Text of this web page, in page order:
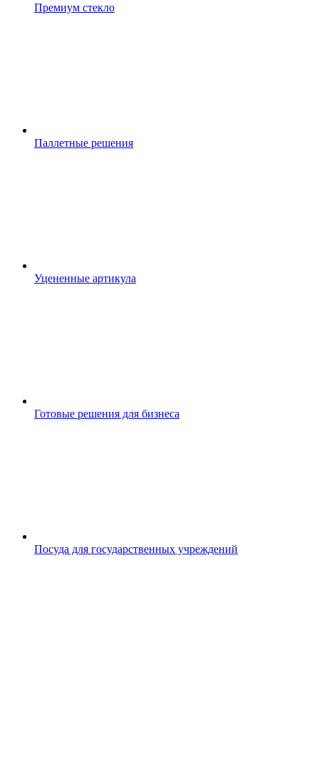
Премиум стекло
Паллетные решения
Уцененные артикула
Готовые решения для бизнеса
Посуда для государственных учреждений